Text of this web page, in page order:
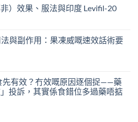
）效果、服法與印度 Levifil-20
與副作用：果凍威嘅速效話術要
先有效？冇效嘅原因逐個捉——藥
投訴，其實係食錯位多過藥唔掂